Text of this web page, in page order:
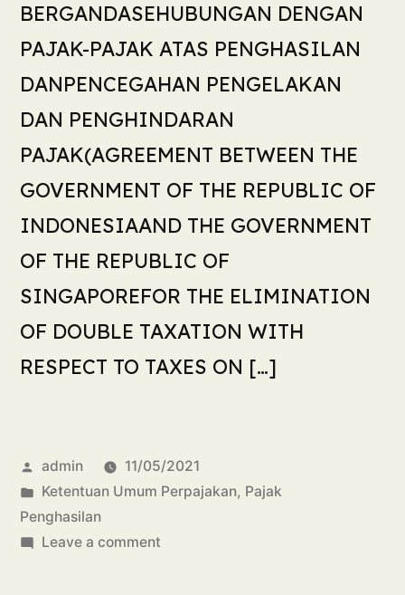
BERGANDASEHUBUNGAN DENGAN
PAJAK-PAJAK ATAS PENGHASILAN
DANPENCEGAHAN PENGELAKAN
DAN PENGHINDARAN
PAJAK(AGREEMENT BETWEEN THE
GOVERNMENT OF THE REPUBLIC OF
INDONESIAAND THE GOVERNMENT
OF THE REPUBLIC OF
SINGAPOREFOR THE ELIMINATION
OF DOUBLE TAXATION WITH
RESPECT TO TAXES ON […]
admin
11/05/2021
Ketentuan Umum Perpajakan, Pajak
Penghasilan
Leave a comment